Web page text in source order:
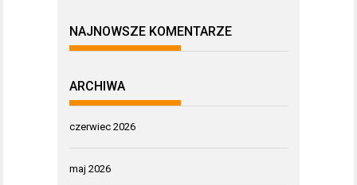
NAJNOWSZE KOMENTARZE
ARCHIWA
czerwiec 2026
maj 2026